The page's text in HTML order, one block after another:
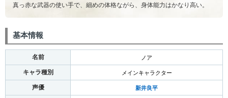
真っ赤な武器の使い手で、細めの体格ながら、身体能力はかなり高い。
基本情報
名前 ノア
キャラ種別 メインキャラクター
声優 新井良平